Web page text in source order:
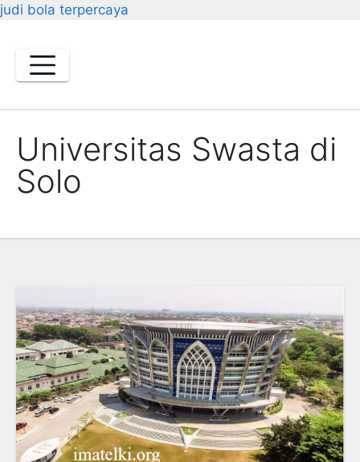
judi bola terpercaya
content
Universitas Swasta di
Solo